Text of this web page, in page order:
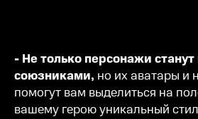
- Не только персонажи
союзниками, но их аватары и
помогут вам выделиться на
вашему герою уникальный